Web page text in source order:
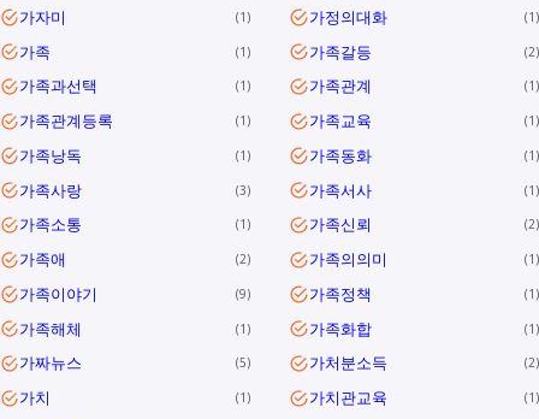
가자미 1 가정의대화 1
가족 1 가족갈등 2
가족과선택 1 가족관계 1
가족관계등록 1 가족교육 1
가족낭독 1 가족동화 1
가족사랑 3 가족서사 1
가족소통 1 가족신뢰 2
가족애 2 가족의의미 1
가족이야기 9 가족정책 1
가족해체 1 가족화합 1
가짜뉴스 5 가처분소득 2
가치 1 가치관교육 1